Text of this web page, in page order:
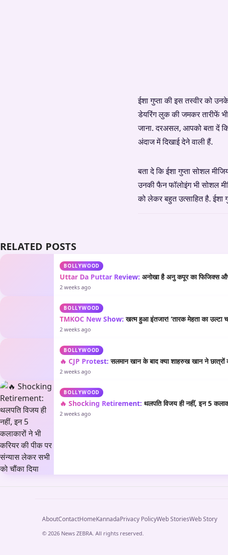
ईशा गुप्ता की इस तस्वीर को
डेयरिंग लुक की जमकर तारीफें
जाना. दरअसल, आपको बता दें
अंदाज में दिखाई देने वाली हैं.
बता दे कि ईशा गुप्ता सोशल
उनकी फैन फॉलोइंग भी सोशल
को लेकर बहुत उत्साहित है. ईशा
RELATED POSTS
BOLLYWOOD
Uttar Da Puttar Review: अनोखा है अनु कपूर का फिजिक्स और
2 weeks ago
BOLLYWOOD
TMKOC New Show: खत्म हुआ इंतजार! ‘तारक मेहता का
2 weeks ago
BOLLYWOOD
🔥 CJP Protest: सलमान खान के बाद क्या शाहरुख खान ने छात्रों
2 weeks ago
BOLLYWOOD
🔥 Shocking Retirement: थलपति विजय ही नहीं, इन 5
2 weeks ago
AboutContactHomeKannadaPrivacy PolicyWeb StoriesWeb Story
© 2026 News ZEBRA. All rights reserved.